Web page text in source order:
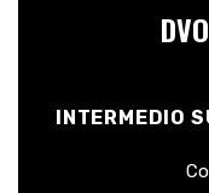
INTERMEDIO